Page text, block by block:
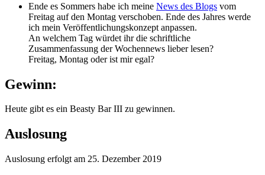
Ende es Sommers habe ich meine News des Blogs vom
Freitag auf den Montag verschoben. Ende des Jahres werde
ich mein Veröffentlichungskonzept anpassen.
An welchem Tag würdet ihr die schriftliche
Zusammenfassung der Wochennews lieber lesen?
Freitag, Montag oder ist mir egal?
Gewinn:
Heute gibt es ein Beasty Bar III zu gewinnen.
Auslosung
Auslosung erfolgt am 25. Dezember 2019